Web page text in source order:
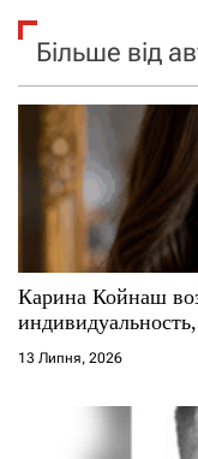
Більше від
Карина Койнаш
13 Липня, 2026